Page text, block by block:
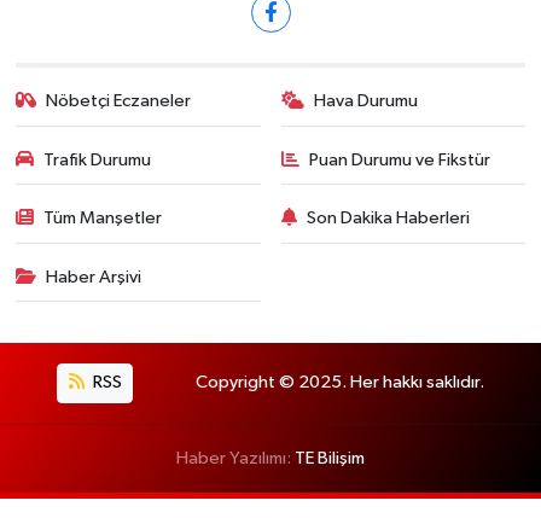
Nöbetçi Eczaneler Hava Durumu
Trafik Durumu Puan Durumu ve Fikstür
Tüm Manşetler Son Dakika Haberleri
Haber Arşivi
RSS Copyright © 2025. Her hakkı saklıdır.
Haber Yazılımı: TE Bilişim